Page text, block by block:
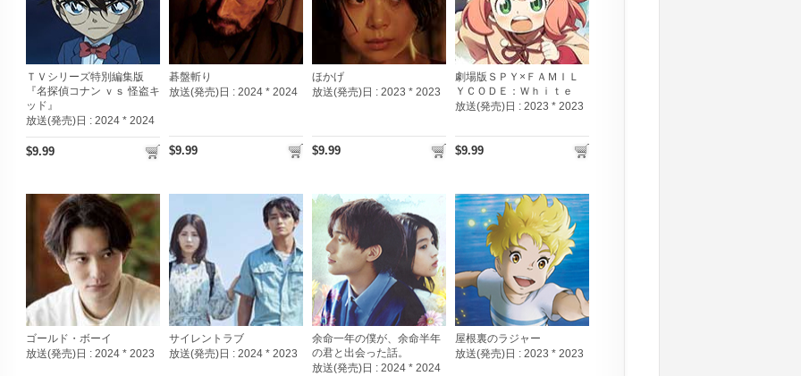
ＴＶシリーズ特別編集版
『名探偵コナン ｖｓ 怪盗キ
ッド』
放送(発売)日 : 2024 * 2024
$9.99
碁盤斬り
放送(発売)日 : 2024 * 2024
$9.99
ほかげ
放送(発売)日 : 2023 * 2023
$9.99
劇場版ＳＰＹ×ＦＡＭＩＬ
ＹＣＯＤＥ：Ｗｈｉｔｅ
放送(発売)日 : 2023 * 2023
$9.99
ゴールド・ボーイ
放送(発売)日 : 2024 * 2023
サイレントラブ
放送(発売)日 : 2024 * 2023
余命一年の僕が、余命半年
の君と出会った話。
放送(発売)日 : 2024 * 2024
屋根裏のラジャー
放送(発売)日 : 2023 * 2023